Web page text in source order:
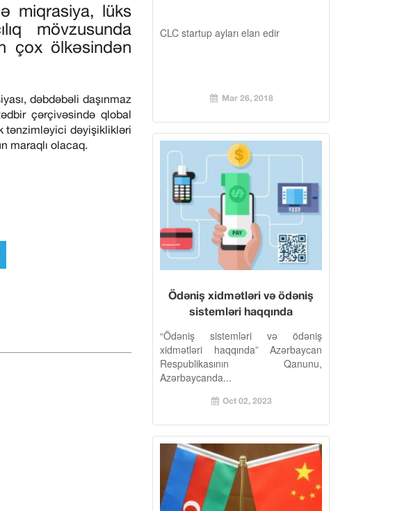
miqrasiya, lüks
mövzusunda
çox ölkəsindən
dəbdəbəli daşınmaz
çərçivəsində qlobal
tənzimləyici dəyişiklikləri
maraqlı olacaq.
CLC startup ayları elan edir
Mar 26, 2018
Ödəniş xidmətləri və ödəniş
sistemləri haqqında
Qanunu: Lisenziyalaşdırılan
ödəniş alətləri
“Ödəniş sistemləri və ödəniş
xidmətləri haqqında” Azərbaycan
Respublikasının Qanunu,
Azərbaycanda...
Oct 02, 2023